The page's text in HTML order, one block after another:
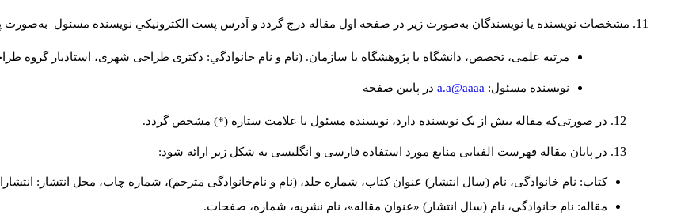
مشخصات نویسنده یا نویسندگان به‌صورت زیر در صفحه اول مقاله درج گردد و آدرس پست الكترونيكي نويسنده مسئول به‌صورت
مرتبه علمی، تخصص، دانشگاه یا پژوهشگاه یا سازمان. (نام و نام خانوادگي: دکتری طراحی شهری، استادیار گروه
نويسنده مسئول: a.a@aaaa در پايين صفحه
در صورتی‌که مقاله بیش از یک نویسنده دارد، نویسنده مسئول با علامت ستاره (*) مشخص گردد.
در پایان مقاله فهرست الفبایی منابع مورد استفاده فارسی و انگلیسی به شکل زیر ارائه شود:
کتاب: نام خانوادگی، نام (سال انتشار) عنوان کتاب، شماره جلد، (نام و نام‌خانوادگی مترجم)، شماره چاپ، محل انتشار:
مقاله: نام خانوادگی، نام (سال انتشار) «عنوان مقاله»، نام نشریه، شماره، صفحات.